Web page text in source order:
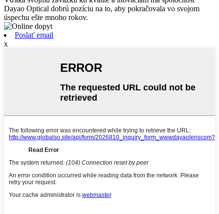
Dayao Optical dobrú pozíciu na to, aby pokračovala vo svojom
úspechu ešte mnoho rokov.
Poslať email
x